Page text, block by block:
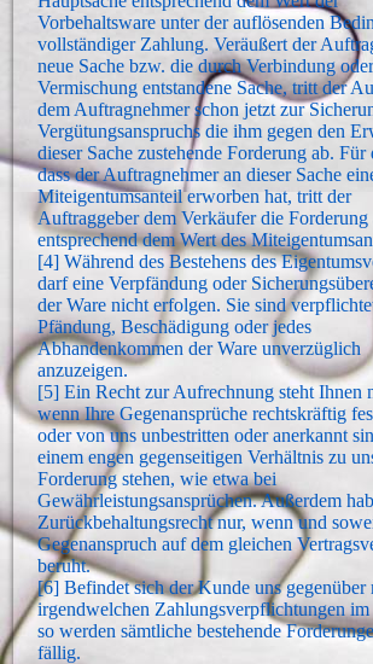
Vorbehaltsware unter der auflösenden
vollständiger Zahlung. Veräußert der
neue Sache bzw. die durch Verbindung
Vermischung entstandene Sache, tritt der
dem Auftragnehmer schon jetzt zur
Vergütungsanspruchs die ihm gegen den
dieser Sache zustehende Forderung ab. Für
dass der Auftragnehmer an dieser Sache
Miteigentumsanteil erworben hat, tritt der
Auftraggeber dem Verkäufer die
entsprechend dem Wert des
[4] Während des Bestehens des
darf eine Verpfändung oder
der Ware nicht erfolgen. Sie sind
Pfändung, Beschädigung oder jedes
Abhandenkommen der Ware unverzüglich
anzuzeigen.
[5] Ein Recht zur Aufrechnung steht Ihnen
wenn Ihre Gegenansprüche rechtskräftig
oder von uns unbestritten oder anerkannt
einem engen gegenseitigen Verhältnis zu
Forderung stehen, wie etwa bei
Gewährleistungsansprüchen. Außerdem
Zurückbehaltungsrecht nur, wenn und
Gegenanspruch auf dem gleichen
beruht.
[6] Befindet sich der Kunde uns gegenüber
irgendwelchen Zahlungsverpflichtungen im
so werden sämtliche bestehende
fällig.